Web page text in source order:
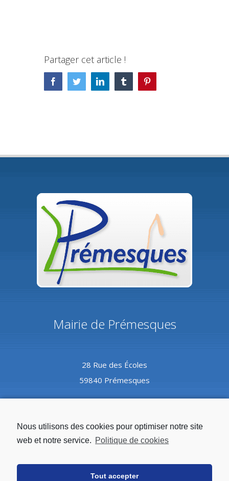
Partager cet article !
FacebookTwitterLinkedIn Tumblr
Mairie de Prémesques
28 Rue des Écoles
59840 Prémesques
Coordonnées
Tél :03.20.08.82.10
Nous utilisons des cookies pour optimiser notre site
web et notre service. Politique de cookies
Tout accepter